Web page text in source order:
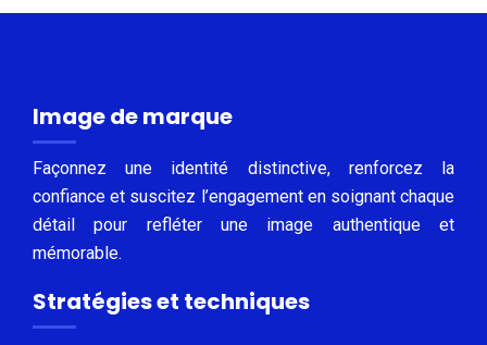
Image de marque
Façonnez une identité distinctive, renforcez la
confiance et suscitez l’engagement en soignant chaque
détail pour refléter une image authentique et
mémorable.
Stratégies et techniques